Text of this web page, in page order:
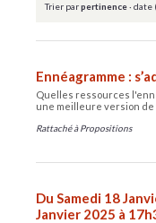
Trier parpertinence· date
Ennéagramme :
Quelles ressources
une meilleure version de
Rattaché à Propositions
Du Samedi 18
Janvier 2025 à